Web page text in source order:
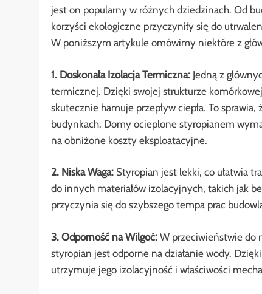
jest on popularny w różnych dziedzinach. Od
korzyści ekologiczne przyczyniły się do
W poniższym artykule omówimy niektóre z
1. Doskonała Izolacja Termiczna: Jedną z
termicznej. Dzięki swojej strukturze
skutecznie hamuje przepływ ciepła. To
budynkach. Domy ocieplone styropianem
na obniżone koszty eksploatacyjne.
2. Niska Waga: Styropian jest lekki, co ułatwia
do innych materiałów izolacyjnych, takich jak
przyczynia się do szybszego tempa prac
3. Odporność na Wilgoć: W przeciwieństwie do
styropian jest odporne na działanie wody.
utrzymuje jego izolacyjność i właściwości